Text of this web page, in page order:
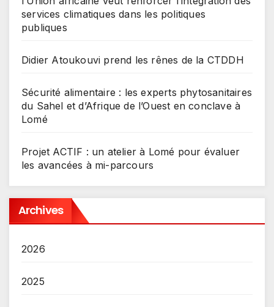
services climatiques dans les politiques
publiques
Didier Atoukouvi prend les rênes de la CTDDH
Sécurité alimentaire : les experts phytosanitaires
du Sahel et d’Afrique de l’Ouest en conclave à
Lomé
Projet ACTIF : un atelier à Lomé pour évaluer
les avancées à mi-parcours
Archives
2026
2025